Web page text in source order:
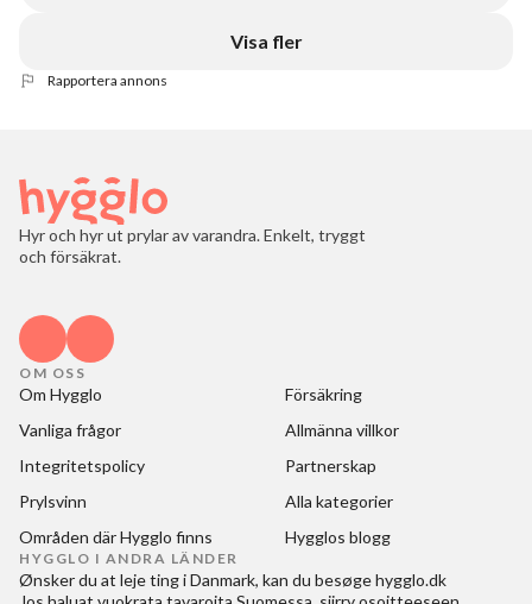
Visa fler
Rapportera annons
Hyr och hyr ut prylar av varandra. Enkelt, tryggt
och försäkrat.
OM OSS
Om Hygglo
Försäkring
Vanliga frågor
Allmänna villkor
Integritetspolicy
Partnerskap
Prylsvinn
Alla kategorier
Områden där Hygglo finns
Hygglos blogg
HYGGLO I ANDRA LÄNDER
Ønsker du at leje ting i Danmark, kan du besøgehygglo.dk